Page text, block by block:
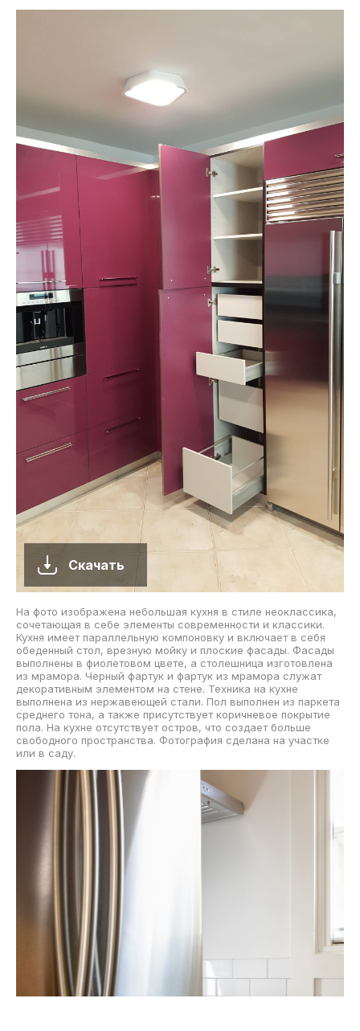
Скачать
На фото изображена небольшая кухня в стиле неоклассика,
сочетающая в себе элементы современности и классики.
Кухня имеет параллельную компоновку и включает в себя
обеденный стол, врезную мойку и плоские фасады. Фасады
выполнены в фиолетовом цвете, а столешница изготовлена
из мрамора. Черный фартук и фартук из мрамора служат
декоративным элементом на стене. Техника на кухне
выполнена из нержавеющей стали. Пол выполнен из паркета
среднего тона, а также присутствует коричневое покрытие
пола. На кухне отсутствует остров, что создает больше
свободного пространства. Фотография сделана на участке
или в саду.